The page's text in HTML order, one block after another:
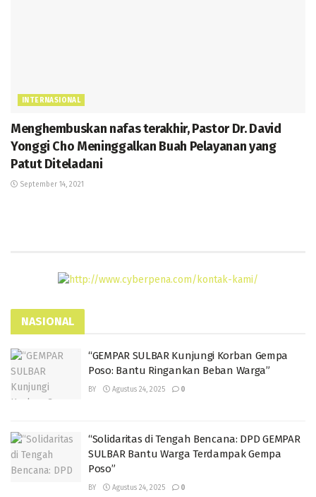
INTERNASIONAL
Menghembuskan nafas terakhir, Pastor Dr. David
Yonggi Cho Meninggalkan Buah Pelayanan yang
Patut Diteladani
September 14, 2021
NASIONAL
“GEMPAR SULBAR Kunjungi Korban Gempa
Poso: Bantu Ringankan Beban Warga”
BY Agustus 24, 2025 0
“Solidaritas di Tengah Bencana: DPD GEMPAR
SULBAR Bantu Warga Terdampak Gempa
Poso”
BY Agustus 24, 2025 0